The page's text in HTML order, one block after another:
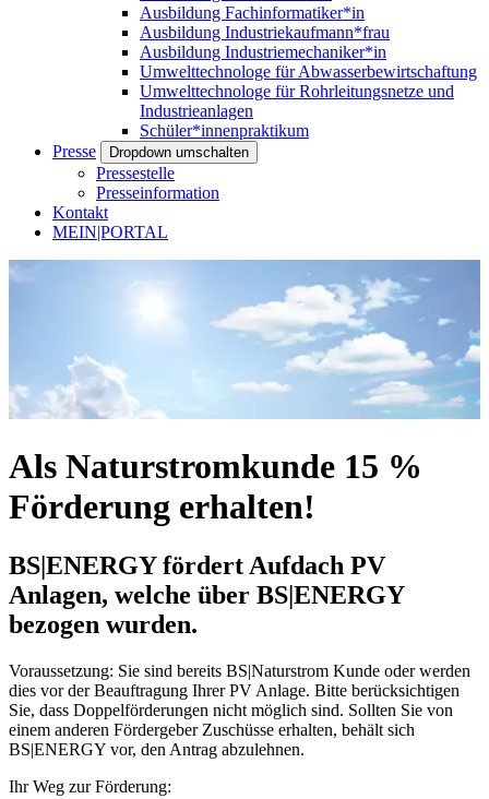
Ausbildung Fachinformatiker*in
Ausbildung Industriekaufmann*frau
Ausbildung Industriemechaniker*in
Umwelttechnologe für Abwasserbewirtschaftung
Umwelttechnologe für Rohrleitungsnetze und
Industrieanlagen
Schüler*innenpraktikum
Presse
Dropdown umschalten
Pressestelle
Presseinformation
Kontakt
MEIN|PORTAL
Als Naturstromkunde 15 %
Förderung erhalten!
BS|ENERGY fördert Aufdach PV
Anlagen, welche über BS|ENERGY
bezogen wurden.
Voraussetzung: Sie sind bereits BS|Naturstrom Kunde oder werden
dies vor der Beauftragung Ihrer PV Anlage. Bitte berücksichtigen
Sie, dass Doppelförderungen nicht möglich sind. Sollten Sie von
einem anderen Fördergeber Zuschüsse erhalten, behält sich
BS|ENERGY vor, den Antrag abzulehnen.
Ihr Weg zur Förderung: